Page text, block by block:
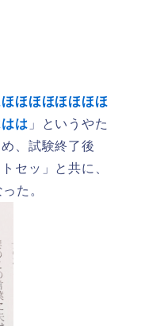
ほほほほほほほ
は 」というやた
、試験終了後
セッ」と共に、
た。